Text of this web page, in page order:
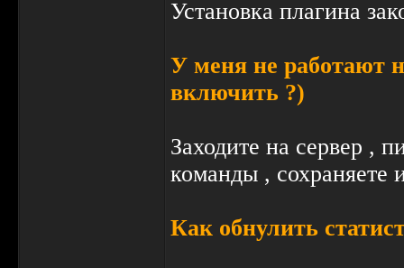
Установка плагина
У меня не работают
включить ?)
Заходите на сервер ,
команды , сохраняете
Как обнулить